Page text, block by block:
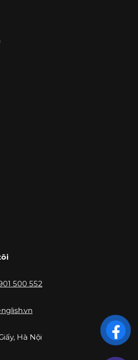
500 552
Hà Nội